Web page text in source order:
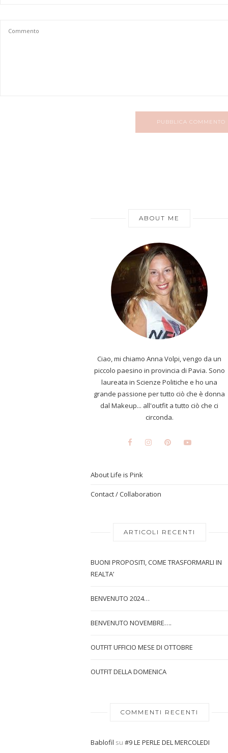
PUBBLICA COMMENTO
ABOUT ME
Ciao, mi chiamo Anna Volpi, vengo da un
piccolo paesino in provincia di Pavia. Sono
laureata in Scienze Politiche e ho una
grande passione per tutto ciò che è donna
dal Makeup... all'outfit a tutto ciò che ci
circonda.
About Life is Pink
Contact / Collaboration
ARTICOLI RECENTI
BUONI PROPOSITI, COME TRASFORMARLI IN
REALTA’
BENVENUTO 2024…
BENVENUTO NOVEMBRE….
OUTFIT UFFICIO MESE DI OTTOBRE
OUTFIT DELLA DOMENICA
COMMENTI RECENTI
Bablofil su #9 LE PERLE DEL MERCOLEDI